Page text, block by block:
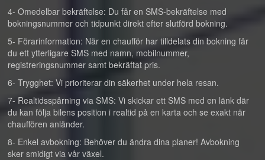
4- Omedelbar bekräftelse: Du får en SMS-bekräftelse med
bokningsnummer och tidpunkt direkt efter slutförd bokning.
5- Förarinformation: När en chaufför har tilldelats din bokning får
du ett ytterligare SMS med namn, mobilnummer,
registreringsnummer samt bekräftat pris.
6- Trygghet: Vi prioriterar din säkerhet under hela resan.
7- Realtidsspårning via SMS: Vi skickar ett SMS med en länk där
du kan följa bilens position i realtid på en karta och se exakt när
chauffören anländer.
8- Enkel avbokning: Behöver du ändra dina planer! Avbokning
sker smidigt via vår växel.